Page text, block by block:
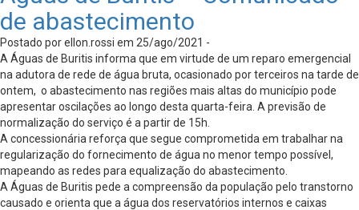
de abastecimento
Postado por ellon.rossi em 25/ago/2021 -
A Águas de Buritis informa que em virtude de um reparo emergencial
na adutora de rede de água bruta, ocasionado por terceiros na tarde de
ontem, o abastecimento nas regiões mais altas do município pode
apresentar oscilações ao longo desta quarta-feira. A previsão de
normalização do serviço é a partir de 15h.
A concessionária reforça que segue comprometida em trabalhar na
regularização do fornecimento de água no menor tempo possível,
mapeando as redes para equalização do abastecimento.
A Águas de Buritis pede a compreensão da população pelo transtorno
causado e orienta que a água dos reservatórios internos e caixas